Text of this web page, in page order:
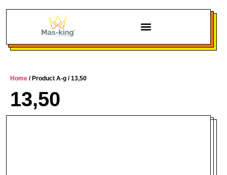
Home / Product A-g / 13,50
13,50